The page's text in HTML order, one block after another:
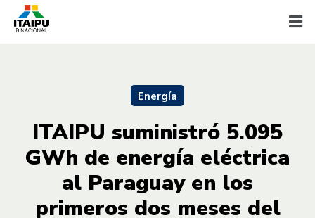
Energía
ITAIPU suministró 5.095
GWh de energía eléctrica
al Paraguay en los
primeros dos meses del